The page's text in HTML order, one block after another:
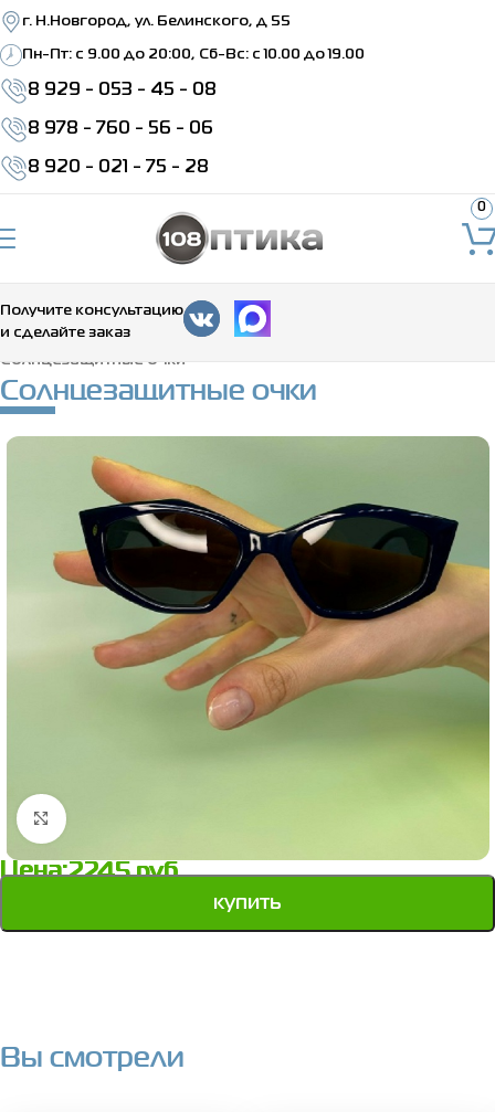
г. Н.Новгород, ул. Белинского, д 55
Пн-Пт: c 9.00 до 20:00, Сб-Вс: с 10.00 до 19.00
8 929 - 053 - 45 - 08
8 978 - 760 - 56 - 06
8 920 - 021 - 75 - 28
0
Получите консультацию
и сделайте заказ
Главная>Каталог Солнцезащитные очки
Солнцезащитные очки
Солнцезащитные очки
Нажмите, чтобы увеличить
Цена:2245руб.
купить
Вы смотрели